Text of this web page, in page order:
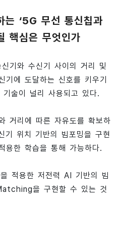
‘5G 무선 통신칩과
핵심은 무엇인가
기와 수신기 사이의 거리 및
기에 도달하는 신호를 키우기
술이 널리 사용되고 있다.
거리에 따른 자유도를 확보하
기 위치 기반의 빔포밍을 구현
용한 학습을 통해 가능하다.
적용한 저전력 AI 기반의 빔
을 구현할 수 있는 것